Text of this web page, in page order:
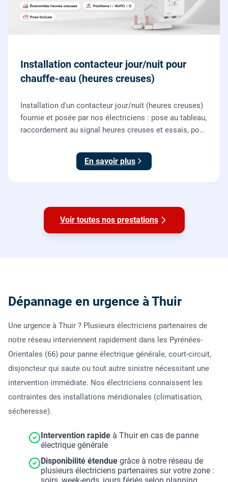
Installation contacteur jour/nuit pour
chauffe-eau (heures creuses)
Installation d'un contacteur jour/nuit (heures creuses)
fournie et posée par nos électriciens : pose au tableau,
raccordement au signal heures creuses et essais, pour
En savoir plus
Voir toutes nos prestations
Dépannage en urgence à Thuir
Une urgence à Thuir ? Plusieurs électriciens partenaires de
notre réseau interviennent rapidement dans les Pyrénées-
Orientales (66) pour panne électrique générale, court-circuit,
disjoncteur qui saute ou tout autre sinistre nécessitant une
intervention immédiate. Nos électriciens connaissent les
contraintes des installations méridionales (climatisation,
sécheresse).
Intervention rapide à Thuir en cas de panne
électrique générale
Disponibilité étendue grâce à notre réseau de
plusieurs électriciens partenaires sur votre zone :